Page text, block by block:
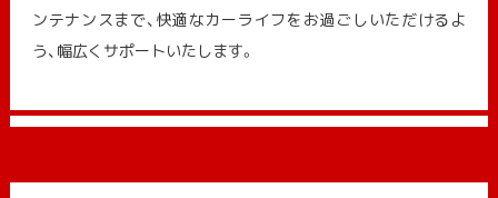
ンテナンスまで、快適なカーライフをお過ごしいただけるよ
う、幅広くサポートいたします。